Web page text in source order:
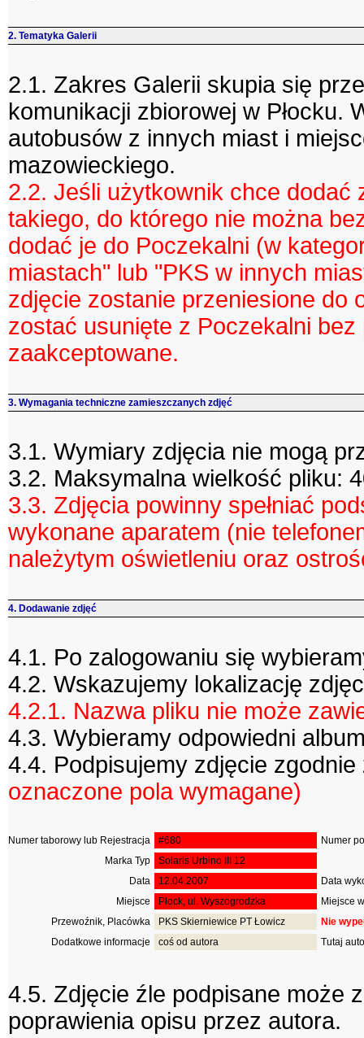
2. Tematyka Galerii
2.1. Zakres Galerii skupia się
komunikacji zbiorowej w Płocku.
autobusów z innych miast i
mazowieckiego.
2.2. Jeśli użytkownik chce dodać
takiego, do którego nie można
dodać je do Poczekalni (w
miastach" lub "PKS w innych
zdjęcie zostanie przeniesione do
zostać usunięte z Poczekalni
zaakceptowane.
3. Wymagania techniczne zamieszczanych zdjęć
3.1. Wymiary zdjęcia nie mogą
3.2. Maksymalna wielkość pliku:
3.3. Zdjęcia powinny spełniać
wykonane aparatem (nie
należytym oświetleniu oraz
4. Dodawanie zdjęć
4.1. Po zalogowaniu się
4.2. Wskazujemy lokalizację
4.2.1. Nazwa pliku nie może
4.3. Wybieramy odpowiedni
4.4. Podpisujemy zdjęcie
oznaczone pola wymagane)
Numer taborowy lub Rejestracja #680
Numer
Marka Typ
Solaris Urbino III 12
Data
12.04.2007
Data
Miejsce
Płock, ul. Wyszogrodzka
Miejsce
Przewoźnik, Placówka
PKS Skierniewice PT Łowicz
Nie
Dodatkowe informacje
coś od autora Tutaj
4.5. Zdjęcie źle podpisane może
poprawienia opisu przez autora.